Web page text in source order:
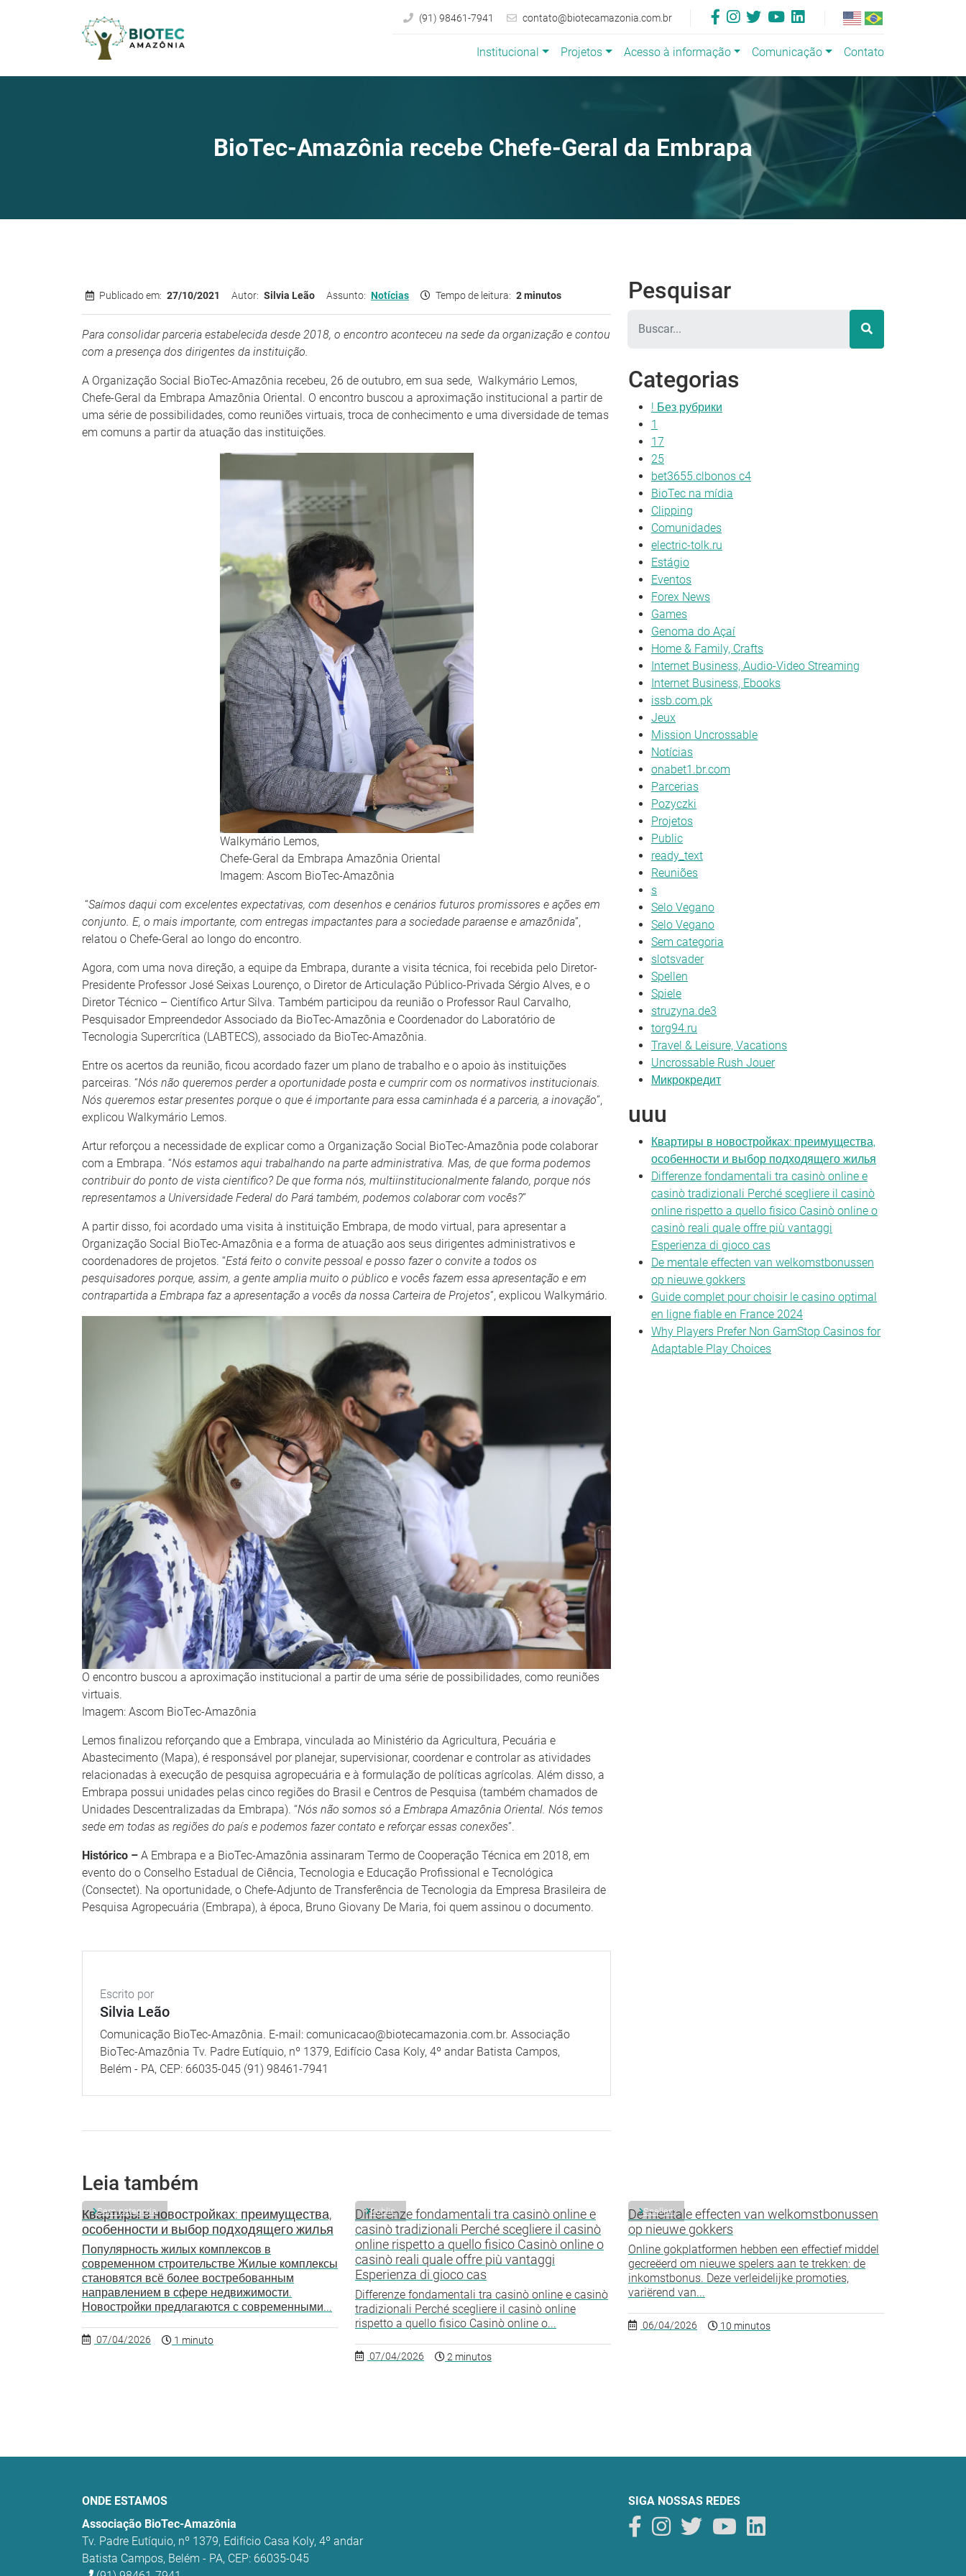
(91) 98461-7941 contato@biotecamazonia.com.br
Institucional Projetos Acesso à informação Comunicação Contato
BioTec-Amazônia recebe Chefe-Geral da Embrapa
Publicado em: 27/10/2021 Autor: Silvia Leão Assunto: Notícias Tempo de leitura: 2 minutos
Para consolidar parceria estabelecida desde 2018, o encontro aconteceu na sede da organização e contou
com a presença dos dirigentes da instituição.
A Organização Social BioTec-Amazônia recebeu, 26 de outubro, em sua sede, Walkymário Lemos,
Chefe-Geral da Embrapa Amazônia Oriental. O encontro buscou a aproximação institucional a partir de
uma série de possibilidades, como reuniões virtuais, troca de conhecimento e uma diversidade de temas
em comuns a partir da atuação das instituições.
Walkymário Lemos,
Chefe-Geral da Embrapa Amazônia Oriental
Imagem: Ascom BioTec-Amazônia
“Saímos daqui com excelentes expectativas, com desenhos e cenários futuros promissores e ações em
conjunto. E, o mais importante, com entregas impactantes para a sociedade paraense e amazônida”,
relatou o Chefe-Geral ao longo do encontro.
Agora, com uma nova direção, a equipe da Embrapa, durante a visita técnica, foi recebida pelo Diretor-
Presidente Professor José Seixas Lourenço, o Diretor de Articulação Público-Privada Sérgio Alves, e o
Diretor Técnico – Científico Artur Silva. Também participou da reunião o Professor Raul Carvalho,
Pesquisador Empreendedor Associado da BioTec-Amazônia e Coordenador do Laboratório de
Tecnologia Supercrítica (LABTECS), associado da BioTec-Amazônia.
Entre os acertos da reunião, ficou acordado fazer um plano de trabalho e o apoio às instituições
parceiras. “Nós não queremos perder a oportunidade posta e cumprir com os normativos institucionais.
Nós queremos estar presentes porque o que é importante para essa caminhada é a parceria, a inovação”,
explicou Walkymário Lemos.
Artur reforçou a necessidade de explicar como a Organização Social BioTec-Amazônia pode colaborar
com a Embrapa. “Nós estamos aqui trabalhando na parte administrativa. Mas, de que forma podemos
contribuir do ponto de vista científico? De que forma nós, multiinstitucionalmente falando, porque nós
representamos a Universidade Federal do Pará também, podemos colaborar com vocês?”
A partir disso, foi acordado uma visita à instituição Embrapa, de modo virtual, para apresentar a
Organização Social BioTec-Amazônia e a forma de atuação aos seus dirigentes administrativos e
coordenadores de projetos. “Está feito o convite pessoal e posso fazer o convite a todos os
pesquisadores porque, assim, a gente amplia muito o público e vocês fazem essa apresentação e em
contrapartida a Embrapa faz a apresentação a vocês da nossa Carteira de Projetos”, explicou Walkymário.
O encontro buscou a aproximação institucional a partir de uma série de possibilidades, como reuniões
virtuais.
Imagem: Ascom BioTec-Amazônia
Lemos finalizou reforçando que a Embrapa, vinculada ao Ministério da Agricultura, Pecuária e
Abastecimento (Mapa), é responsável por planejar, supervisionar, coordenar e controlar as atividades
relacionadas à execução de pesquisa agropecuária e à formulação de políticas agrícolas. Além disso, a
Embrapa possui unidades pelas cinco regiões do Brasil e Centros de Pesquisa (também chamados de
Unidades Descentralizadas da Embrapa). “Nós não somos só a Embrapa Amazônia Oriental. Nós temos
sede em todas as regiões do país e podemos fazer contato e reforçar essas conexões”.
Histórico – A Embrapa e a BioTec-Amazônia assinaram Termo de Cooperação Técnica em 2018, em
evento do o Conselho Estadual de Ciência, Tecnologia e Educação Profissional e Tecnológica
(Consectet). Na oportunidade, o Chefe-Adjunto de Transferência de Tecnologia da Empresa Brasileira de
Pesquisa Agropecuária (Embrapa), à época, Bruno Giovany De Maria, foi quem assinou o documento.
Escrito por
Silvia Leão
Comunicação BioTec-Amazônia. E-mail: comunicacao@biotecamazonia.com.br. Associação
BioTec-Amazônia Tv. Padre Eutíquio, nº 1379, Edifício Casa Koly, 4º andar Batista Campos,
Belém - PA, CEP: 66035-045 (91) 98461-7941
Pesquisar
Categorias
! Без рубрики
1
17
25
bet3655.clbonos c4
BioTec na mídia
Clipping
Comunidades
electric-tolk.ru
Estágio
Eventos
Forex News
Games
Genoma do Açaí
Home & Family, Crafts
Internet Business, Audio-Video Streaming
Internet Business, Ebooks
issb.com.pk
Jeux
Mission Uncrossable
Notícias
onabet1.br.com
Parcerias
Pozyczki
Projetos
Public
ready_text
Reuniões
s
Selo Vegano
Selo Vegano
Sem categoria
slotsvader
Spellen
Spiele
struzyna.de3
torg94.ru
Travel & Leisure, Vacations
Uncrossable Rush Jouer
Микрокредит
uuu
Квартиры в новостройках: преимущества,
особенности и выбор подходящего жилья
Differenze fondamentali tra casinò online e
casinò tradizionali Perché scegliere il casinò
online rispetto a quello fisico Casinò online o
casinò reali quale offre più vantaggi
Esperienza di gioco cas
De mentale effecten van welkomstbonussen
op nieuwe gokkers
Guide complet pour choisir le casino optimal
en ligne fiable en France 2024
Why Players Prefer Non GamStop Casinos for
Adaptable Play Choices
Leia também
Sem categoria
Квартиры в новостройках: преимущества,
особенности и выбор подходящего жилья
Популярность жилых комплексов в
современном строительстве Жилые комплексы
становятся всё более востребованным
направлением в сфере недвижимости.
Новостройки предлагаются с современными...
07/04/2026 1 minuto
Public
Differenze fondamentali tra casinò online e
casinò tradizionali Perché scegliere il casinò
online rispetto a quello fisico Casinò online o
casinò reali quale offre più vantaggi
Esperienza di gioco cas
Differenze fondamentali tra casinò online e casinò
tradizionali Perché scegliere il casinò online
rispetto a quello fisico Casinò online o...
07/04/2026 2 minutos
Spellen
De mentale effecten van welkomstbonussen
op nieuwe gokkers
Online gokplatformen hebben een effectief middel
gecreëerd om nieuwe spelers aan te trekken: de
inkomstbonus. Deze verleidelijke promoties,
variërend van...
06/04/2026 10 minutos
ONDE ESTAMOS
Associação BioTec-Amazônia
Tv. Padre Eutíquio, nº 1379, Edifício Casa Koly, 4º andar
Batista Campos, Belém - PA, CEP: 66035-045
SIGA NOSSAS REDES